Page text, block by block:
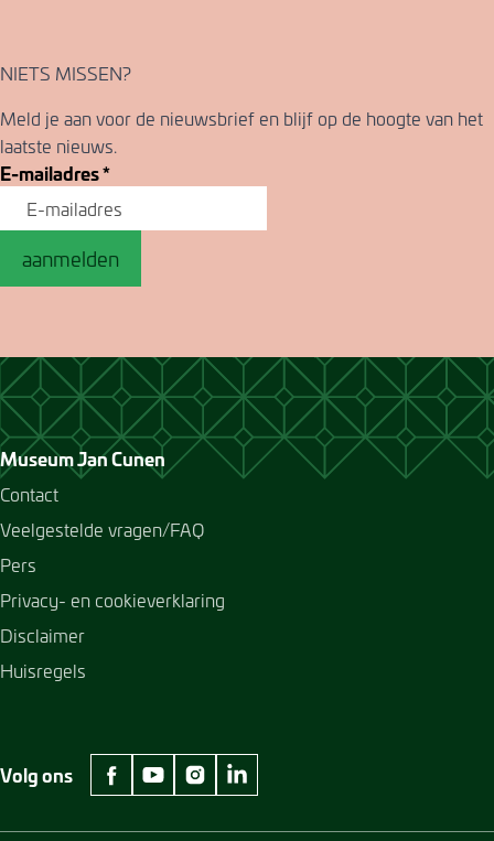
NIETS MISSEN?
Meld je aan voor de nieuwsbrief en blijf op de hoogte van het
laatste nieuws.
E-mailadres*
aanmelden
Museum Jan Cunen
Contact
Veelgestelde vragen/FAQ
Pers
Privacy- en cookieverklaring
Disclaimer
Huisregels
Volg ons
facebook Museum Jan Cunen
youtube Museum Jan Cunen
instagram Museum Jan Cunen
linkedin Museum Jan Cunen